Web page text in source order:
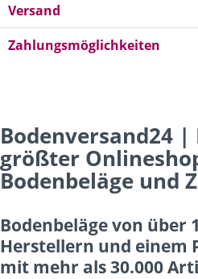
Versand
Zahlungsmöglichkeiten
Bodenversand24 |
größter
Bodenbeläge und
Bodenbeläge von über
Herstellern und
mit mehr als 30.000